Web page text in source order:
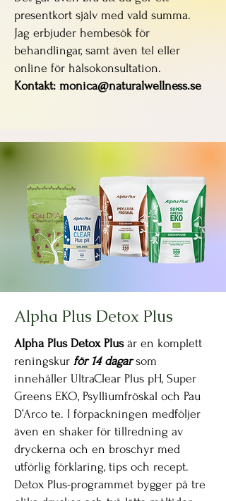
presentkort själv med vald summa.
Jag erbjuder hembesök för
behandlingar, samt även tel eller
online för hälsokonsultation.
Kontakt: monica@naturalwellness.se
Alpha Plus Detox Plus
Alpha Plus Detox Plusär en komplett
reningskur för 14 dagarsom
innehåller UltraClear Plus pH, Super
Greens EKO, Psylliumfröskal och Pau
D’Arco te. I förpackningen medföljer
även en shaker för tillredning av
dryckerna och en broschyr med
utförlig förklaring, tips och recept.
Detox Plus-programmet bygger på tre